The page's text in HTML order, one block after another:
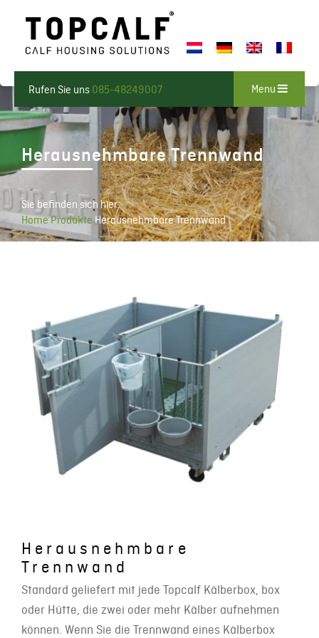
Rufen Sie uns 085-48249007 Menu
Herausnehmbare Trennwand
Sie befinden sich hier:
HomeProdukteHerausnehmbare Trennwand
Herausnehmbare
Trennwand
Standard geliefert mit jede Topcalf Kälberbox, box
oder Hütte, die zwei oder mehr Kälber aufnehmen
können. Wenn Sie die Trennwand eines Kälberbox